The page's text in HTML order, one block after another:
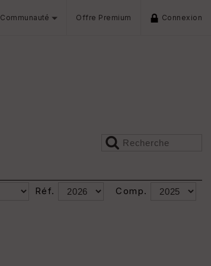
Communauté Offre Premium Connexion
Réf.
Comp.